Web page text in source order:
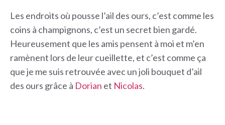
Les endroits où pousse l’ail des ours, c’est comme les
coins à champignons, c’est un secret bien gardé.
Heureusement que les amis pensent à moi et m’en
ramènent lors de leur cueillette, et c’est comme ça
que je me suis retrouvée avec un joli bouquet d’ail
des ours grâce à Dorian et Nicolas.